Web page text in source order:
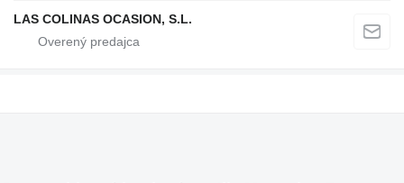
LAS COLINAS OCASION, S.L.